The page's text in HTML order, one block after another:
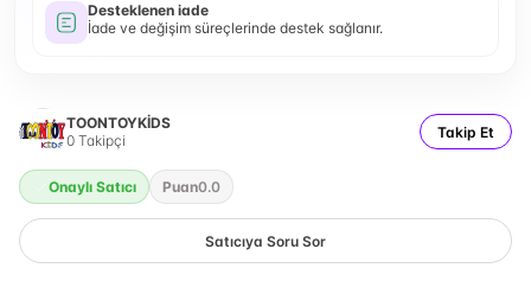
Desteklenen iade
İade ve değişim süreçlerinde destek sağlanır.
TOONTOYKİDS
0 Takipçi Takip Et
Onaylı Satıcı Puan0.0
Satıcıya Soru Sor